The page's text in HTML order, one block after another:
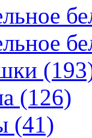
(126)
(41)